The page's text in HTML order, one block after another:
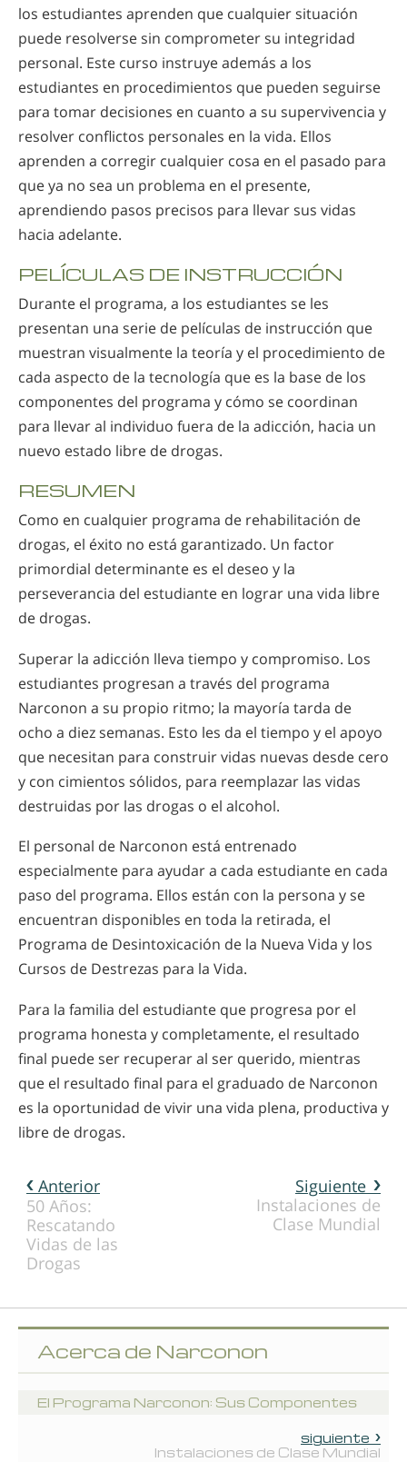
los estudiantes aprenden que cualquier situación
puede resolverse sin comprometer su integridad
personal. Este curso instruye además a los
estudiantes en procedimientos que pueden seguirse
para tomar decisiones en cuanto a su supervivencia y
resolver conflictos personales en la vida. Ellos
aprenden a corregir cualquier cosa en el pasado para
que ya no sea un problema en el presente,
aprendiendo pasos precisos para llevar sus vidas
hacia adelante.
PELÍCULAS DE INSTRUCCIÓN
Durante el programa, a los estudiantes se les
presentan una serie de películas de instrucción que
muestran visualmente la teoría y el procedimiento de
cada aspecto de la tecnología que es la base de los
componentes del programa y cómo se coordinan
para llevar al individuo fuera de la adicción, hacia un
nuevo estado libre de drogas.
RESUMEN
Como en cualquier programa de rehabilitación de
drogas, el éxito no está garantizado. Un factor
primordial determinante es el deseo y la
perseverancia del estudiante en lograr una vida libre
de drogas.
Superar la adicción lleva tiempo y compromiso. Los
estudiantes progresan a través del programa
Narconon a su propio ritmo; la mayoría tarda de
ocho a diez semanas. Esto les da el tiempo y el apoyo
que necesitan para construir vidas nuevas desde cero
y con cimientos sólidos, para reemplazar las vidas
destruidas por las drogas o el alcohol.
El personal de Narconon está entrenado
especialmente para ayudar a cada estudiante en cada
paso del programa. Ellos están con la persona y se
encuentran disponibles en toda la retirada, el
Programa de Desintoxicación de la Nueva Vida y los
Cursos de Destrezas para la Vida.
Para la familia del estudiante que progresa por el
programa honesta y completamente, el resultado
final puede ser recuperar al ser querido, mientras
que el resultado final para el graduado de Narconon
es la oportunidad de vivir una vida plena, productiva y
libre de drogas.
Siguiente
Instalaciones de
Clase Mundial
Anterior
50 Años:
Rescatando
Vidas de las
Drogas
Acerca de Narconon
El Programa Narconon: Sus Componentes
siguiente
Instalaciones de Clase Mundial